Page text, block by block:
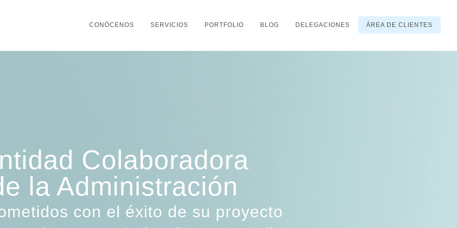
CONÓCENOS SERVICIOS PORTFOLIO BLOG DELEGACIONES ÁREA DE CLIENTES
Colaboradora
la Administración
con el éxito de su proyecto